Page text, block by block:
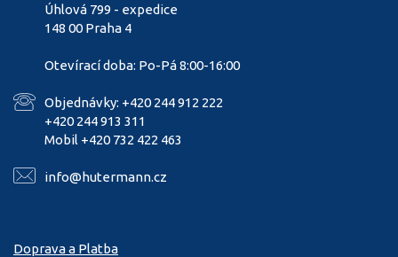
Úhlová 799 - expedice
148 00 Praha 4
Otevírací doba: Po-Pá 8:00-16:00
Objednávky: +420 244 912 222
+420 244 913 311
Mobil +420 732 422 463
info@hutermann.cz
Doprava a Platba